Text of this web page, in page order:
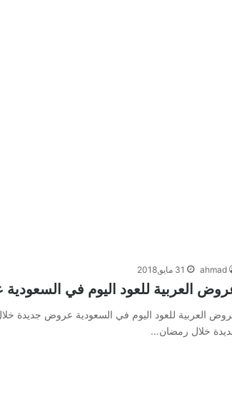
ahmad 31 مايو,2018
العربية للعود اليوم في
العربية للعود اليوم في السعودية عروض جديدة
خلال رمضان…